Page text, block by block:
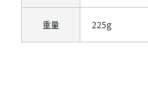
重量 225g